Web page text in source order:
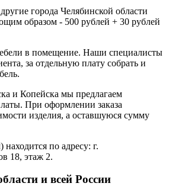
города Челябинской области
образом - 500 рублей + 30 рублей
в помещение. Наши специалисты
за отдельную плату собрать и
и Копейска мы предлагаем
При оформлении заказа
изделия, а оставшуюся сумму
по адресу: г.
18, этаж 2.
и всей России